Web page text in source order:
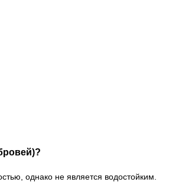
однако не является водостойким.